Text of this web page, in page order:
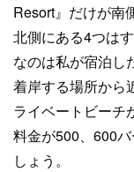
Resort』だけが南
北側にある4つは
なのは私が宿泊し
着岸する場所から
ライベートビーチ
料金が500、600
しょう。